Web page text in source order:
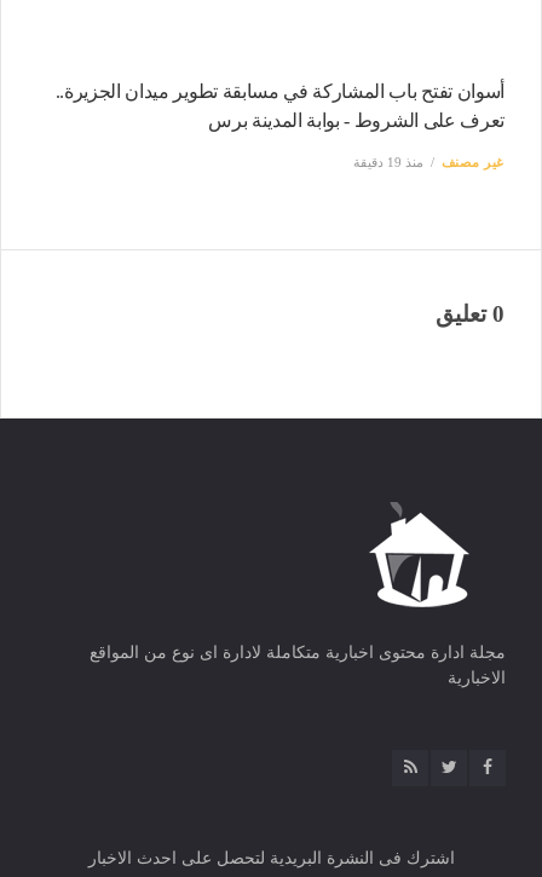
أسوان تفتح باب المشاركة في مسابقة تطوير ميدان الجزيرة..
تعرف على الشروط - بوابة المدينة برس
غير مصنف منذ 19 دقيقة
0 تعليق
مجلة ادارة محتوى اخبارية متكاملة لادارة اى نوع من المواقع
الاخبارية
اشترك فى النشرة البريدية لتحصل على احدث الاخبار